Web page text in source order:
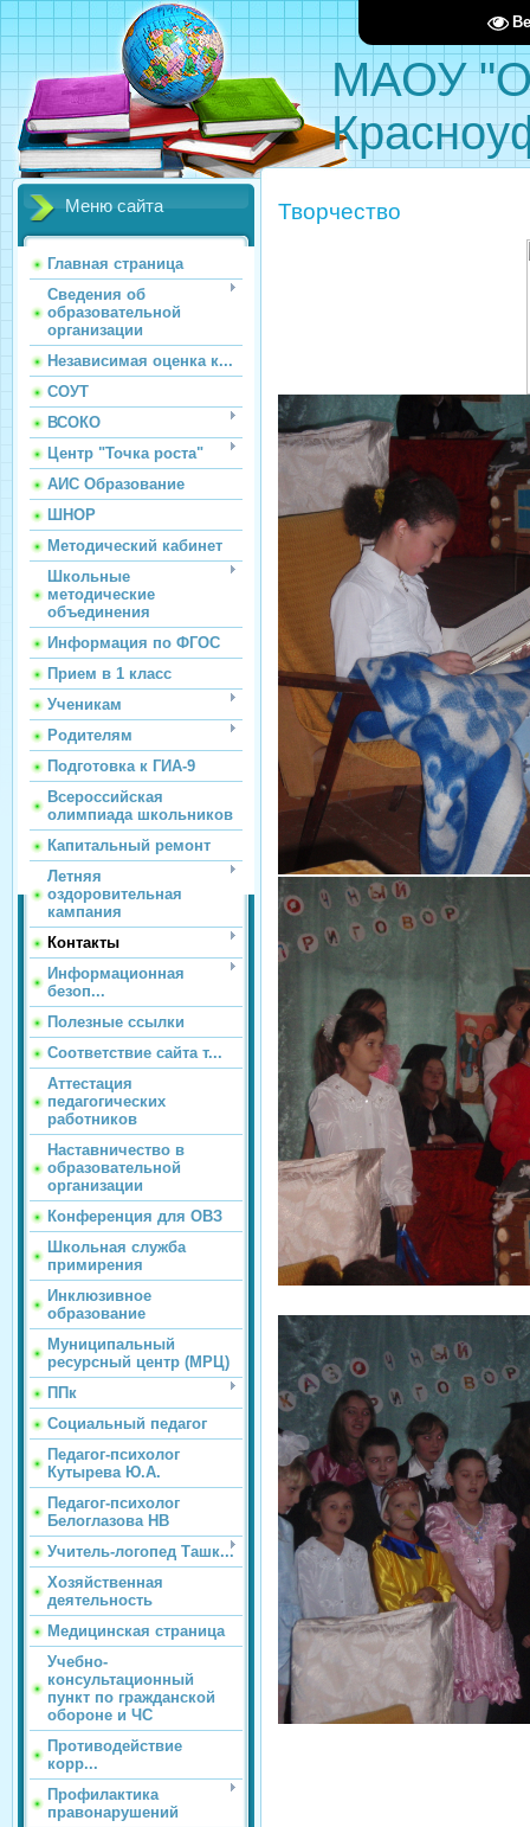
МАОУ
Меню сайта
Главная страница
Сведения об
образовательной
организации
Независимая оценка к...
СОУТ
ВСОКО
Центр "Точка роста"
АИС Образование
ШНОР
Методический кабинет
Школьные
методические
объединения
Информация по ФГОС
Прием в 1 класс
Ученикам
Родителям
Подготовка к ГИА-9
Всероссийская
олимпиада школьников
Капитальный ремонт
Летняя
оздоровительная
кампания
Контакты
Информационная
безоп...
Полезные ссылки
Соответствие сайта т...
Аттестация
педагогических
работников
Наставничество в
образовательной
организации
Конференция для ОВЗ
Школьная служба
примирения
Инклюзивное
образование
Муниципальный
ресурсный центр (МРЦ)
ППк
Социальный педагог
Педагог-психолог
Кутырева Ю.А.
Педагог-психолог
Белоглазова НВ
Учитель-логопед Ташк...
Хозяйственная
деятельность
Медицинская страница
Учебно-
консультационный
пункт по гражданской
обороне и ЧС
Противодействие
корр...
Профилактика
правонарушений
Творчество